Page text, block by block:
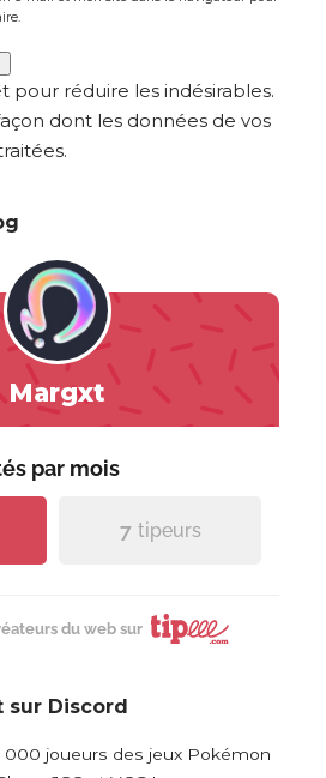
pour réduire les indésirables.
dont les données de vos
.
Margxt
par mois
7 tipeurs
du web sur
sur Discord
000 joueurs des jeux Pokémon